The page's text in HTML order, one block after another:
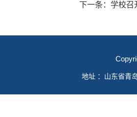
下一条： 学校召
地址 ：山东省青